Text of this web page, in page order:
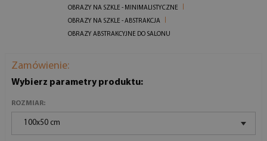
OBRAZY NA SZKLE - MINIMALISTYCZNE
OBRAZY NA SZKLE - ABSTRAKCJA
OBRAZY ABSTRAKCYJNE DO SALONU
Zamówienie:
Wybierz parametry produktu:
ROZMIAR:
100x50 cm